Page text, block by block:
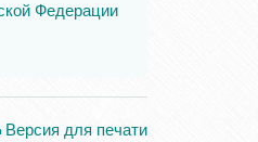
Федерации
Версия для печати